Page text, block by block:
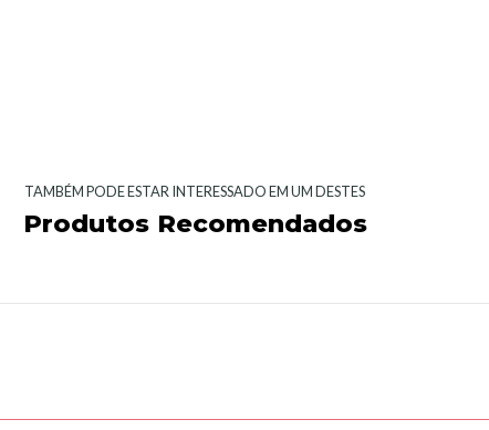
TAMBÉM PODE ESTAR INTERESSADO EM UM DESTES
Produtos Recomendados